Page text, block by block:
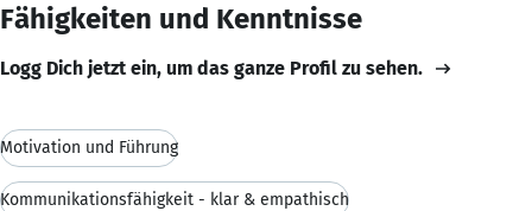
Fähigkeiten und Kenntnisse
Logg Dich jetzt ein, um das ganze Profil zu sehen.
Motivation und Führung
Kommunikationsfähigkeit - klar & empathisch